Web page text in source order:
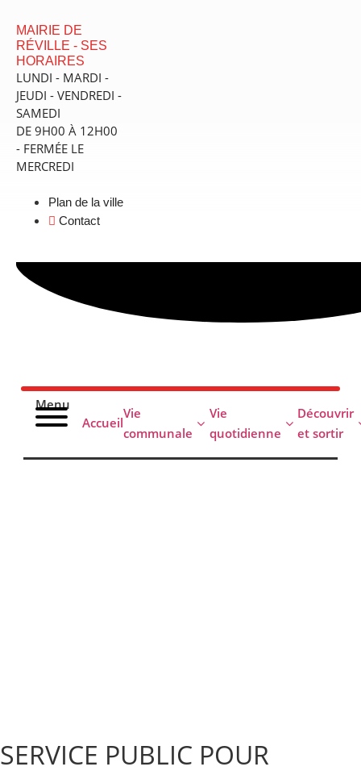
MAIRIE DE
RÉVILLE - SES
HORAIRES
LUNDI - MARDI -
JEUDI - VENDREDI -
SAMEDI
DE 9H00 À 12H00
- FERMÉE LE
MERCREDI
Plan de la ville
Contact
Menu
Accueil
Vie
communale
Vie
quotidienne
Découvrir
et sortir
SERVICE PUBLIC POUR​